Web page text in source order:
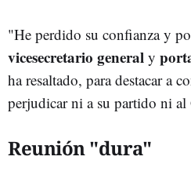
"He perdido su confianza y
vicesecretario general y
ha resaltado, para destacar a
perjudicar ni a su partido ni
Reunión "dura"